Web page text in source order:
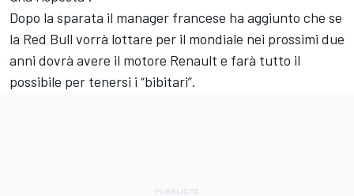
Dopo la sparata il manager francese ha aggiunto che se
la Red Bull vorrà lottare per il mondiale nei prossimi due
anni dovrà avere il motore Renault e farà tutto il
possibile per tenersi i “bibitari”.